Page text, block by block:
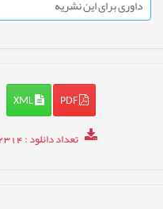
داوری برای این نشریه
PDF
XML
تعداد دانلود: 2314